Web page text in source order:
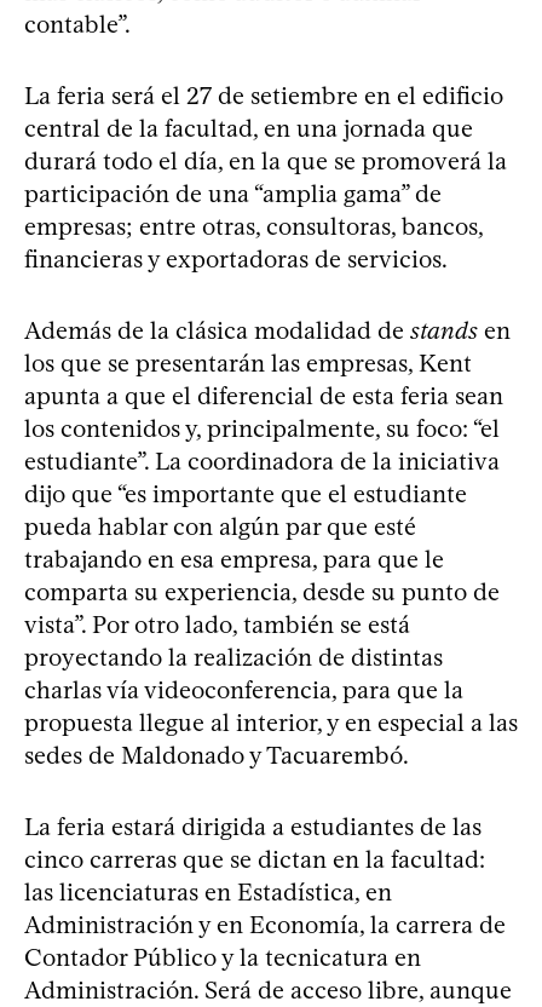
contable”.
La feria será el 27 de setiembre en el edificio
central de la facultad, en una jornada que
durará todo el día, en la que se promoverá la
participación de una “amplia gama” de
empresas; entre otras, consultoras, bancos,
financieras y exportadoras de servicios.
Además de la clásica modalidad de stands en
los que se presentarán las empresas, Kent
apunta a que el diferencial de esta feria sean
los contenidos y, principalmente, su foco: “el
estudiante”. La coordinadora de la iniciativa
dijo que “es importante que el estudiante
pueda hablar con algún par que esté
trabajando en esa empresa, para que le
comparta su experiencia, desde su punto de
vista”. Por otro lado, también se está
proyectando la realización de distintas
charlas vía videoconferencia, para que la
propuesta llegue al interior, y en especial a las
sedes de Maldonado y Tacuarembó.
La feria estará dirigida a estudiantes de las
cinco carreras que se dictan en la facultad:
las licenciaturas en Estadística, en
Administración y en Economía, la carrera de
Contador Público y la tecnicatura en
Administración. Será de acceso libre, aunque